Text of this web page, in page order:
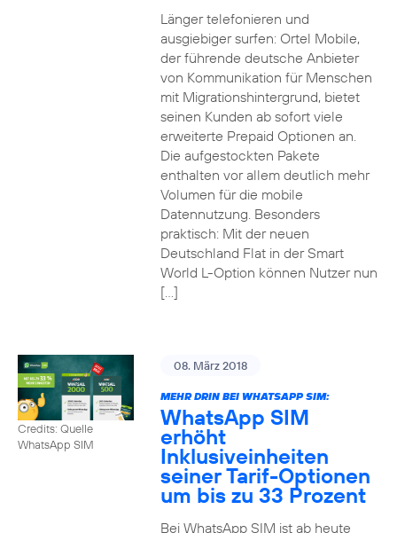
Länger telefonieren und
ausgiebiger surfen: Ortel Mobile,
der führende deutsche Anbieter
von Kommunikation für Menschen
mit Migrationshintergrund, bietet
seinen Kunden ab sofort viele
erweiterte Prepaid Optionen an.
Die aufgestockten Pakete
enthalten vor allem deutlich mehr
Volumen für die mobile
Datennutzung. Besonders
praktisch: Mit der neuen
Deutschland Flat in der Smart
World L-Option können Nutzer nun
[…]
Credits: Quelle
WhatsApp SIM
08. März 2018
MEHR DRIN BEI WHATSAPP SIM:
WhatsApp SIM
erhöht
Inklusiveinheiten
seiner Tarif-Optionen
um bis zu 33 Prozent
Bei WhatsApp SIM ist ab heute